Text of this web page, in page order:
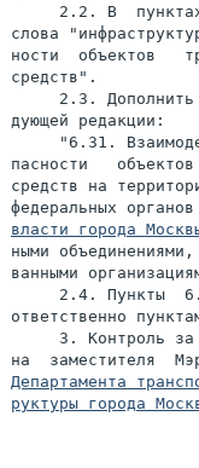
2.2. В
слова
ности  объектов
средств".
2.3.
дующей редакции:
"6.31.
пасности
средств на
власти города
ными
ванными
2.4. Пункты
ответственно
3. Контроль
на  заместителя
Департамента
руктуры города